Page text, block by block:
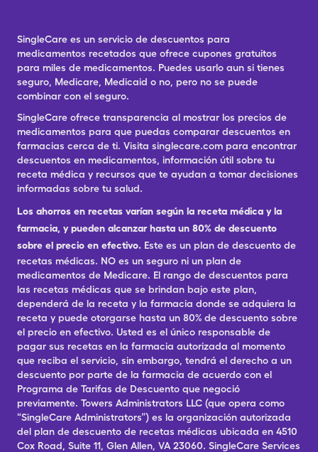
SingleCare es un servicio de descuentos para
medicamentos recetados que ofrece cupones gratuitos
para miles de medicamentos. Puedes usarlo aun si tienes
seguro, Medicare, Medicaid o no, pero no se puede
combinar con el seguro.
SingleCare ofrece transparencia al mostrar los precios de
medicamentos para que puedas comparar descuentos en
farmacias cerca de ti. Visita singlecare.com para encontrar
descuentos en medicamentos, información útil sobre tu
receta médica y recursos que te ayudan a tomar decisiones
informadas sobre tu salud.
Los ahorros en recetas varían según la receta médica y la
farmacia, y pueden alcanzar hasta un 80% de descuento
sobre el precio en efectivo. Este es un plan de descuento de
recetas médicas. NO es un seguro ni un plan de
medicamentos de Medicare. El rango de descuentos para
las recetas médicas que se brindan bajo este plan,
dependerá de la receta y la farmacia donde se adquiera la
receta y puede otorgarse hasta un 80% de descuento sobre
el precio en efectivo. Usted es el único responsable de
pagar sus recetas en la farmacia autorizada al momento
que reciba el servicio, sin embargo, tendrá el derecho a un
descuento por parte de la farmacia de acuerdo con el
Programa de Tarifas de Descuento que negoció
previamente. Towers Administrators LLC (que opera como
“SingleCare Administrators”) es la organización autorizada
del plan de descuento de recetas médicas ubicada en 4510
Cox Road, Suite 11, Glen Allen, VA 23060. SingleCare Services